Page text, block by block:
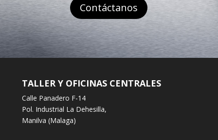
Contáctanos
TALLER Y OFICINAS CENTRALES
Calle Panadero F-14
Pol. Industrial La Dehesilla,
Manilva (Malaga)